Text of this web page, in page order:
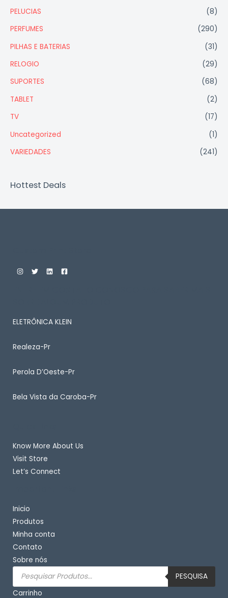
PELUCIAS
(8)
PERFUMES
(290)
PILHAS E BATERIAS
(31)
RELOGIO
(29)
SUPORTES
(68)
TABLET
(2)
TV
(17)
Uncategorized
(1)
VARIEDADES
(241)
Hottest Deals
ELETRÔNICA KLEIN
Realeza-Pr
Perola D’Oeste-Pr
Bela Vista da Caroba-Pr
Know More About Us
Visit Store
Let’s Connect
Inicio
Produtos
Minha conta
Contato
Sobre nós
Pesquisar
produtos
PESQUISA
Carrinho